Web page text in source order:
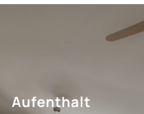
Aufenthalt